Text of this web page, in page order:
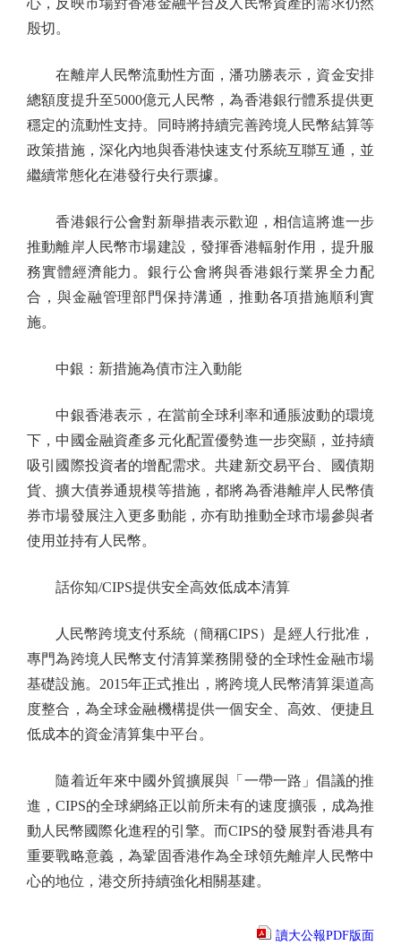
心，反映市場對香港金融平台及人民幣資產的需求仍然
殷切。
在離岸人民幣流動性方面，潘功勝表示，資金安排
總額度提升至5000億元人民幣，為香港銀行體系提供更
穩定的流動性支持。同時將持續完善跨境人民幣結算等
政策措施，深化內地與香港快速支付系統互聯互通，並
繼續常態化在港發行央行票據。
香港銀行公會對新舉措表示歡迎，相信這將進一步
推動離岸人民幣市場建設，發揮香港輻射作用，提升服
務實體經濟能力。銀行公會將與香港銀行業界全力配
合，與金融管理部門保持溝通，推動各項措施順利實
施。
中銀：新措施為債市注入動能
中銀香港表示，在當前全球利率和通脹波動的環境
下，中國金融資產多元化配置優勢進一步突顯，並持續
吸引國際投資者的增配需求。共建新交易平台、國債期
貨、擴大債券通規模等措施，都將為香港離岸人民幣債
券市場發展注入更多動能，亦有助推動全球市場參與者
使用並持有人民幣。
話你知/CIPS提供安全高效低成本清算
人民幣跨境支付系統（簡稱CIPS）是經人行批准，
專門為跨境人民幣支付清算業務開發的全球性金融市場
基礎設施。2015年正式推出，將跨境人民幣清算渠道高
度整合，為全球金融機構提供一個安全、高效、便捷且
低成本的資金清算集中平台。
隨着近年來中國外貿擴展與「一帶一路」倡議的推
進，CIPS的全球網絡正以前所未有的速度擴張，成為推
動人民幣國際化進程的引擎。而CIPS的發展對香港具有
重要戰略意義，為鞏固香港作為全球領先離岸人民幣中
心的地位，港交所持續強化相關基建。
讀大公報PDF版面